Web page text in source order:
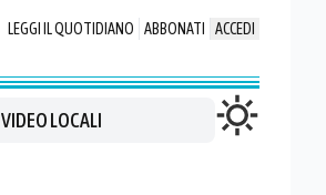
LEGGI IL QUOTIDIANO ABBONATI ACCEDI
VIDEO LOCALI